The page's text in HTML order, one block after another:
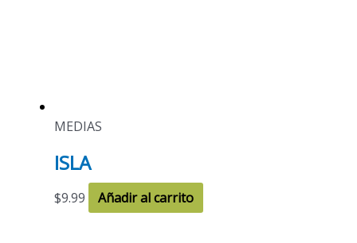
MEDIAS
ISLA
$9.99 Añadir al carrito